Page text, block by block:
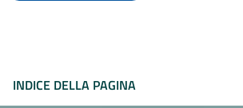
INDICE DELLA PAGINA